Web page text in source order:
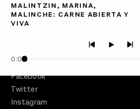
MALINTZIN, MARINA,
MALINCHE: CARNE ABIERTA Y
VIVA
0:00
PÓDCASTS
Semanario Gatopardo
Facebook
Twitter
Instagram